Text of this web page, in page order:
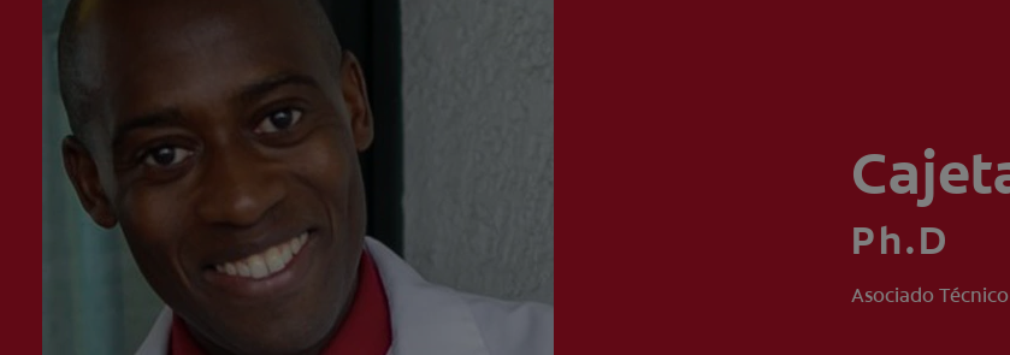
Ph.D
Asociado Técnico